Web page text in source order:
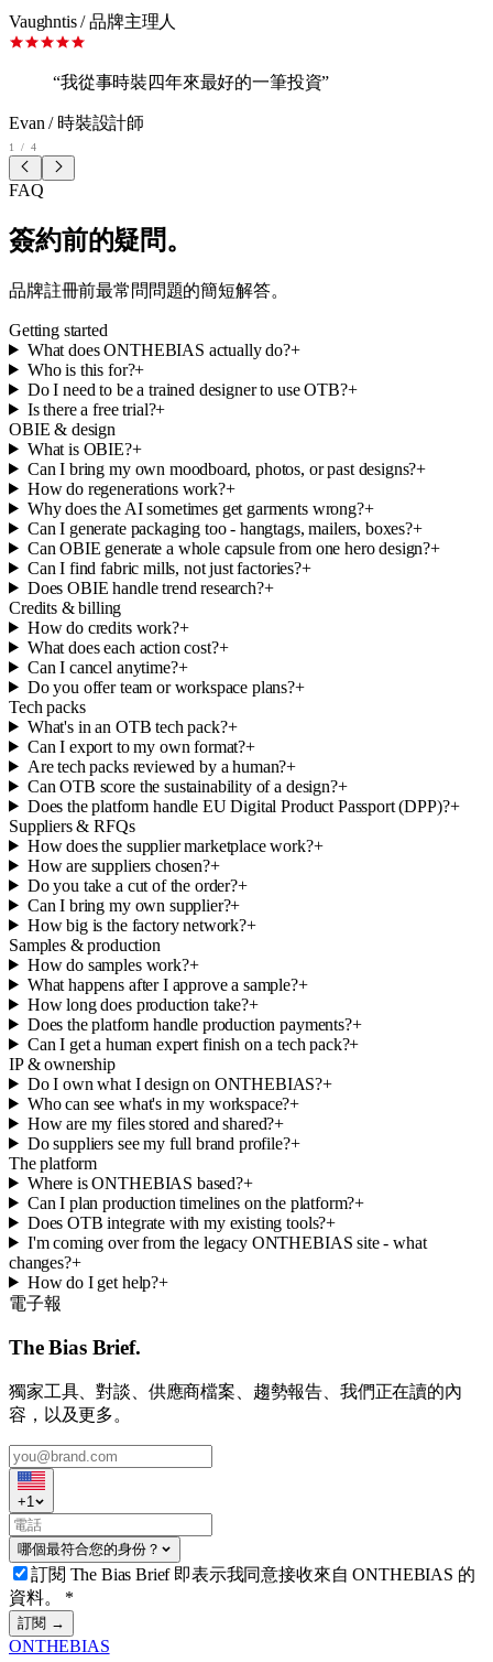
Vaughntis/品牌主理人
“我從事時裝四年來最好的一筆投資”
Evan / 時裝設計師
1 / 4
FAQ
簽約前的疑問。
品牌註冊前最常問問題的簡短解答。
Getting started
What does ONTHEBIAS actually do?+
Who is this for?+
Do I need to be a trained designer to use OTB?+
Is there a free trial?+
OBIE & design
What is OBIE?+
Can I bring my own moodboard, photos, or past designs?+
How do regenerations work?+
Why does the AI sometimes get garments wrong?+
Can I generate packaging too - hangtags, mailers, boxes?+
Can OBIE generate a whole capsule from one hero design?+
Can I find fabric mills, not just factories?+
Does OBIE handle trend research?+
Credits & billing
How do credits work?+
What does each action cost?+
Can I cancel anytime?+
Do you offer team or workspace plans?+
Tech packs
What's in an OTB tech pack?+
Can I export to my own format?+
Are tech packs reviewed by a human?+
Can OTB score the sustainability of a design?+
Does the platform handle EU Digital Product Passport (DPP)?+
Suppliers & RFQs
How does the supplier marketplace work?+
How are suppliers chosen?+
Do you take a cut of the order?+
Can I bring my own supplier?+
How big is the factory network?+
Samples & production
How do samples work?+
What happens after I approve a sample?+
How long does production take?+
Does the platform handle production payments?+
Can I get a human expert finish on a tech pack?+
IP & ownership
Do I own what I design on ONTHEBIAS?+
Who can see what's in my workspace?+
How are my files stored and shared?+
Do suppliers see my full brand profile?+
The platform
Where is ONTHEBIAS based?+
Can I plan production timelines on the platform?+
Does OTB integrate with my existing tools?+
I'm coming over from the legacy ONTHEBIAS site - what
changes?+
How do I get help?+
電子報
The Bias Brief.
獨家工具、對談、供應商檔案、趨勢報告、我們正在讀的內
容，以及更多。
+1
哪個最符合您的身份？
訂閱 The Bias Brief 即表示我同意接收來自 ONTHEBIAS 的
資料。
*
訂閱 →
ONTHEBIAS